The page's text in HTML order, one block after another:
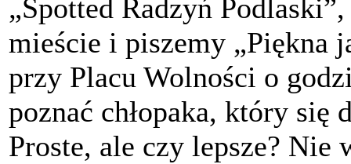
„Spotted Radzyń
mieście i piszemy „Piękna
przy Placu Wolności o
poznać chłopaka, który się
Proste, ale czy lepsze? Nie